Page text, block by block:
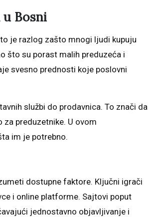
u Bosni
je razlog zašto mnogi ljudi kupuju
što su porast malih preduzeća i
svesno prednosti koje poslovni
službi do prodavnica. To znači da
preduzetnike. U ovom
im je potrebno.
dostupne faktore. Ključni igrači
i online platforme. Sajtovi poput
jednostavno objavljivanje i